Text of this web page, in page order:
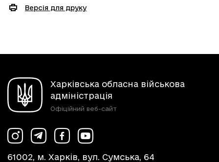
Версія для друку
Харківська обласна військова
адміністрація
Офіційний веб-сайт
61002, м. Харків, вул. Сумська, 64